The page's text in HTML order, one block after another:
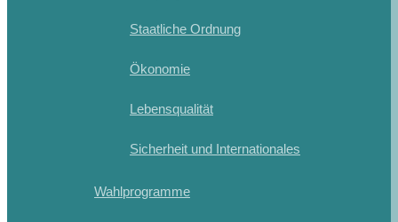
Staatliche Ordnung
Ökonomie
Lebensqualität
Sicherheit und Internationales
Wahlprogramme